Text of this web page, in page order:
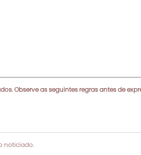
Observe as seguintes regras antes de
noticiado.